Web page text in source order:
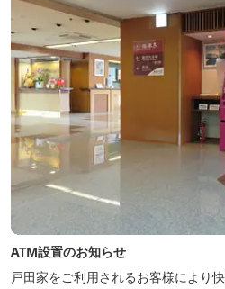
ATM設置のお知らせ
戸田家をご利用されるお客様により